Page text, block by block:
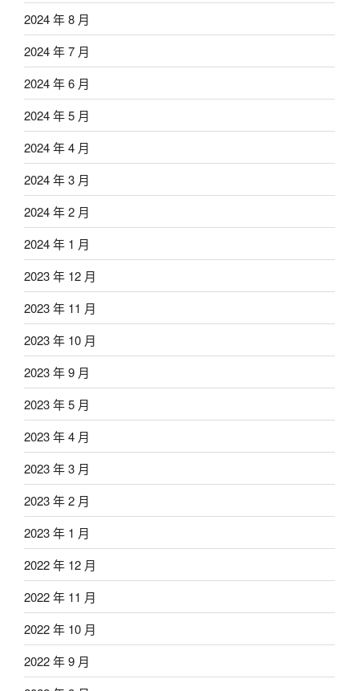
2024 年 8 月
2024 年 7 月
2024 年 6 月
2024 年 5 月
2024 年 4 月
2024 年 3 月
2024 年 2 月
2024 年 1 月
2023 年 12 月
2023 年 11 月
2023 年 10 月
2023 年 9 月
2023 年 5 月
2023 年 4 月
2023 年 3 月
2023 年 2 月
2023 年 1 月
2022 年 12 月
2022 年 11 月
2022 年 10 月
2022 年 9 月